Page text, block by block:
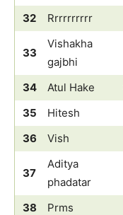
32
Rrrrrrrrrr
33
Vishakha
gajbhi
34 Atul Hake
35
Hitesh
36
Vish
37
Aditya
phadatar
38 Prms